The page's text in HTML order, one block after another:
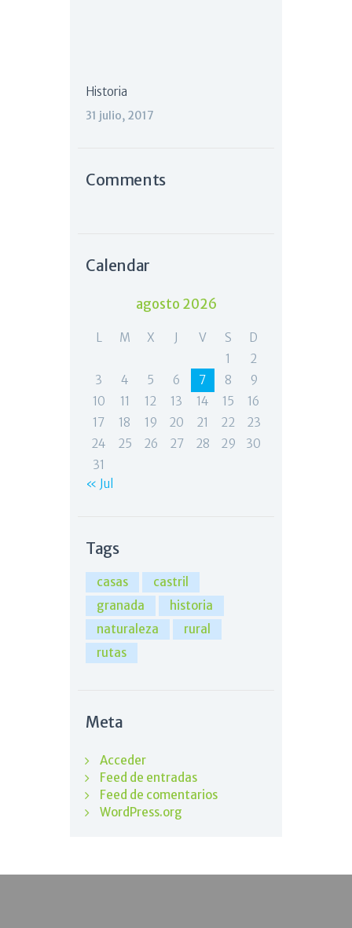
Historia
31 julio, 2017
Comments
Calendar
agosto 2026
L M X J V S
D
1
2
3
4 5 6 7 8
9
10
11 12 13 14 15
16
17
18 19 20 21 22
23
24
25 26 27 28 29
30
31
« Jul
Tags
casas
castril
granada
historia
naturaleza
rural
rutas
Meta
Acceder
Feed de entradas
Feed de comentarios
WordPress.org